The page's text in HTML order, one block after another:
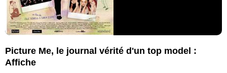
Picture Me, le journal vérité d'un top model :
Affiche